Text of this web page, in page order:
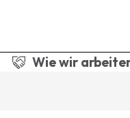
Wie wir